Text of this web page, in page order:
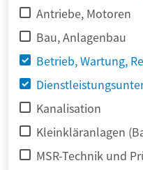
Antriebe, Motoren
Bau, Anlagenbau
Betrieb, Wartung,
Kanalisation
Kleinkläranlagen
MSR-Technik und